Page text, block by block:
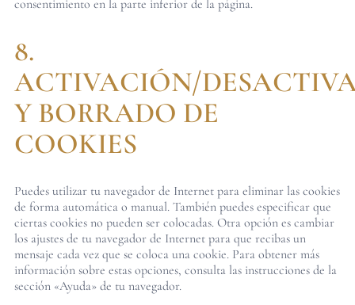
consentimiento en la parte inferior de la página.
8.
ACTIVACIÓN/
Y BORRADO DE
COOKIES
Puedes utilizar tu navegador de Internet para eliminar las cookies
de forma automática o manual. También puedes especificar que
ciertas cookies no pueden ser colocadas. Otra opción es cambiar
los ajustes de tu navegador de Internet para que recibas un
mensaje cada vez que se coloca una cookie. Para obtener más
información sobre estas opciones, consulta las instrucciones de la
sección «Ayuda» de tu navegador.